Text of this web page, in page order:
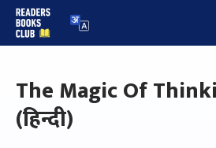
Skip
to
The Magic Of
(हिन्दी)